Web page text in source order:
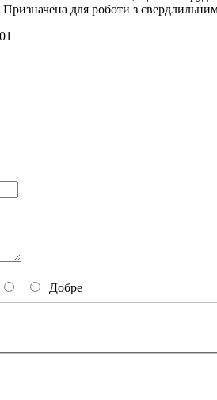
Призначена для роботи з
Добре